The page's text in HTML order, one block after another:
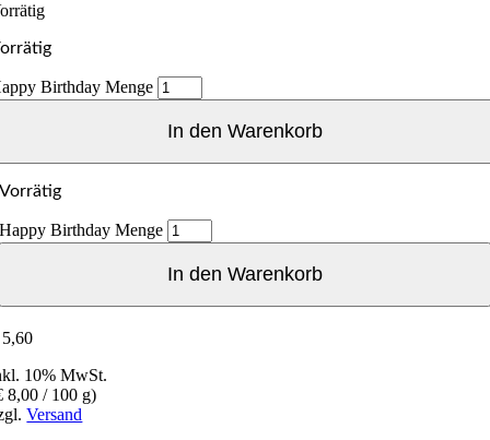
Birthday Menge
In den Warenkorb
Vorrätig
Happy Birthday Menge
In den Warenkorb
10% MwSt.
8,00 / 100 g)
Versand